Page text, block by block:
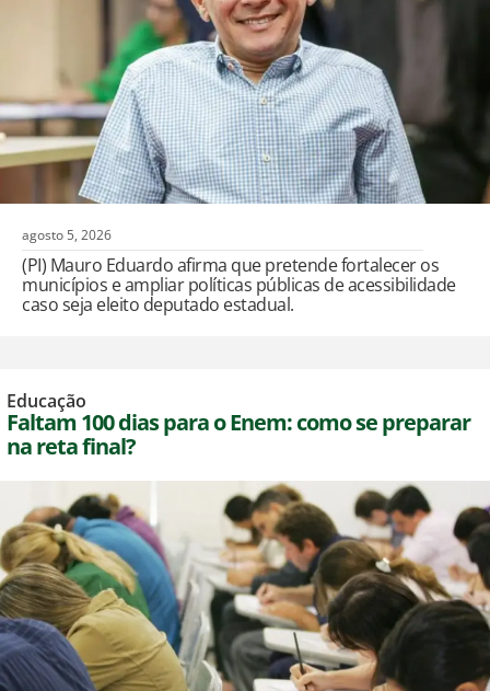
agosto 5, 2026
(PI) Mauro Eduardo afirma que pretende fortalecer os
municípios e ampliar políticas públicas de acessibilidade
caso seja eleito deputado estadual.
Educação
Faltam 100 dias para o Enem: como se preparar
na reta final?